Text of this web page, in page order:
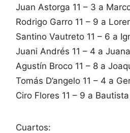
Juan Astorga 11 – 3 a
Rodrigo Garro 11 – 9 a
Santino Vautreto 11 – 6 a
Juani Andrés 11 – 4 a
Agustín Broco 11 – 8 a
Tomás D’angelo 11 – 4 a
Ciro Flores 11 – 9 a
Cuartos: